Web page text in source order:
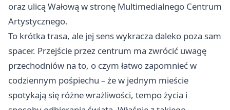
oraz ulicą Wałową w stronę Multimedialnego Centrum
Artystycznego.
To krótka trasa, ale jej sens wykracza daleko poza sam
spacer. Przejście przez centrum ma zwrócić uwagę
przechodniów na to, o czym łatwo zapomnieć w
codziennym pośpiechu – że w jednym mieście
spotykają się różne wrażliwości, tempo życia i